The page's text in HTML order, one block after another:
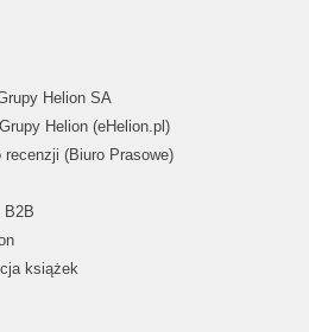
Helion SA
Helion (eHelion.pl)
(Biuro Prasowe)
B2B
książek